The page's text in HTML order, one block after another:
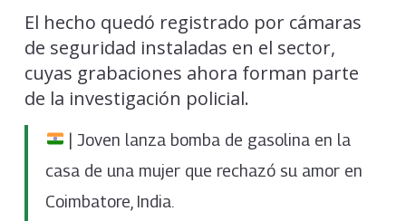
El hecho quedó registrado por cámaras
de seguridad instaladas en el sector,
cuyas grabaciones ahora forman parte
de la investigación policial.
| Joven lanza bomba de gasolina en la
casa de una mujer que rechazó su amor en
Coimbatore, India.